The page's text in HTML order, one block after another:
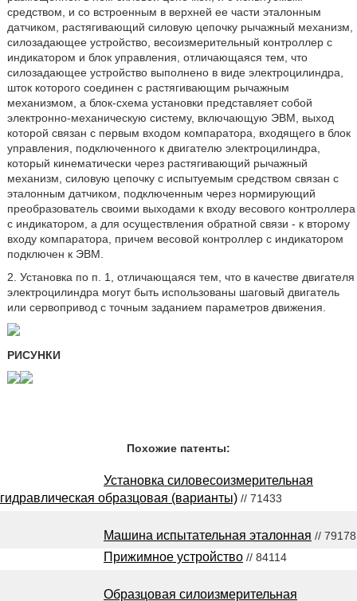
средством, и со встроенным в верхней ее части эталонным
датчиком, растягивающий силовую цепочку рычажный механизм,
силозадающее устройство, весоизмерительный контроллер с
индикатором и блок управления, отличающаяся тем, что
силозадающее устройство выполнено в виде электроцилиндра,
шток которого соединен с растягивающим рычажным
механизмом, а блок-схема установки представляет собой
электронно-механическую систему, включающую ЭВМ, выход
которой связан с первым входом компаратора, входящего в блок
управления, подключенного к двигателю электроцилиндра,
который кинематически через растягивающий рычажный
механизм, силовую цепочку с испытуемым средством связан с
эталонным датчиком, подключенным через нормирующий
преобразователь своими выходами к входу весового контроллера
с индикатором, а для осуществления обратной связи - к второму
входу компаратора, причем весовой контроллер с индикатором
подключен к ЭВМ.
2. Установка по п. 1, отличающаяся тем, что в качестве двигателя
электроцилиндра могут быть использованы шаговый двигатель
или сервопривод с точным заданием параметров движения.
РИСУНКИ
Похожие патенты:
Установка силовесоизмерительная
гидравлическая образцовая (варианты) // 71433
Машина испытательная эталонная // 79178
Прижимное устройство // 84114
Образцовая силоизмерительная